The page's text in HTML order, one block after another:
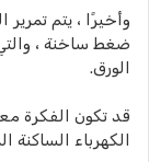
وأخيرًا ، يتم
ضغط ساخنة ،
الورق.
قد تكون الفكرة
الكهرباء الساكنة